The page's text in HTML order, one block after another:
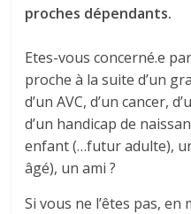
proches dépendants.
Etes-vous concerné.e
proche à la suite d’un
d’un AVC, d’un cancer,
d’un handicap de
enfant (…futur adulte),
âgé), un ami ?
Si vous ne l’êtes pas, en